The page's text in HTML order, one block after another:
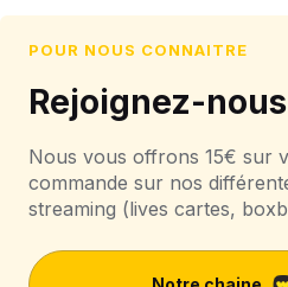
POUR NOUS CONNAITRE
Rejoignez-
Nous vous offrons 15€ sur
commande sur nos
streaming (lives cartes,